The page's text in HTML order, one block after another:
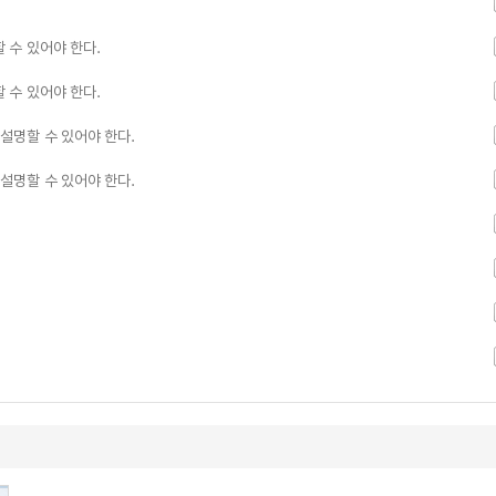
수 있어야 한다.
수 있어야 한다.
명할 수 있어야 한다.
명할 수 있어야 한다.